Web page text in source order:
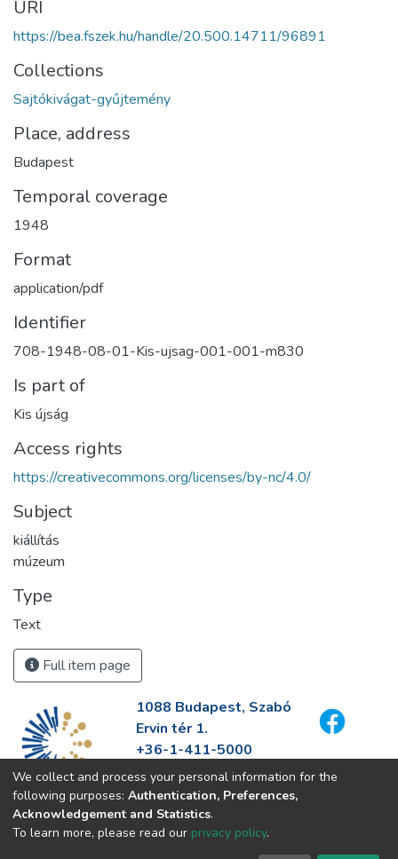
URI
https://bea.fszek.hu/handle/20.500.14711/96891
Collections
Sajtókivágat-gyűjtemény
Place, address
Budapest
Temporal coverage
1948
Format
application/pdf
Identifier
708-1948-08-01-Kis-ujsag-001-001-m830
Is part of
Kis újság
Access rights
https://creativecommons.org/licenses/by-nc/4.0/
Subject
kiállítás
múzeum
Type
Text
Full item page
1088 Budapest, Szabó
Ervin tér 1.
+36-1-411-5000
info@fszek.hu
https://fszek.hu
We collect and process your personal information for the
following purposes: Authentication, Preferences,
Acknowledgement and Statistics.
To learn more, please read our privacy policy.